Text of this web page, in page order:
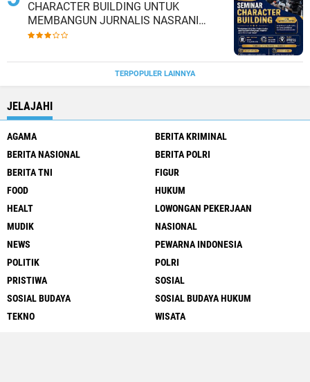
CHARACTER BUILDING UNTUK
MEMBANGUN JURNALIS NASRANI
BERINTEGRITAS DAN BERDAMPAK*
TERPOPULER LAINNYA
JELAJAHI
AGAMA
BERITA KRIMINAL
BERITA NASIONAL
BERITA POLRI
BERITA TNI
FIGUR
FOOD
HUKUM
HEALT
LOWONGAN PEKERJAAN
MUDIK
NASIONAL
NEWS
PEWARNA INDONESIA
POLITIK
POLRI
PRISTIWA
SOSIAL
SOSIAL BUDAYA
SOSIAL BUDAYA HUKUM
TEKNO
WISATA